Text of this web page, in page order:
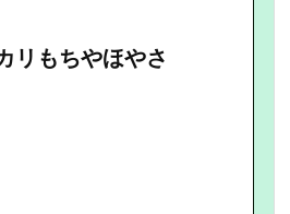
リもちやほやさ